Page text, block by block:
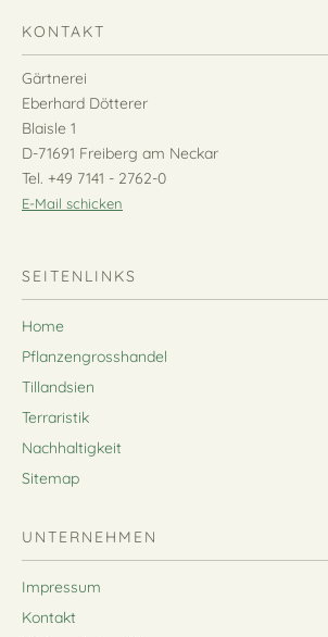
KONTAKT
Gärtnerei
Eberhard Dötterer
Blaisle 1
D-71691 Freiberg am Neckar
Tel. +49 7141 - 2762-0
E-Mail schicken
SEITENLINKS
Home
Pflanzengrosshandel
Tillandsien
Terraristik
Nachhaltigkeit
Sitemap
UNTERNEHMEN
Impressum
Kontakt